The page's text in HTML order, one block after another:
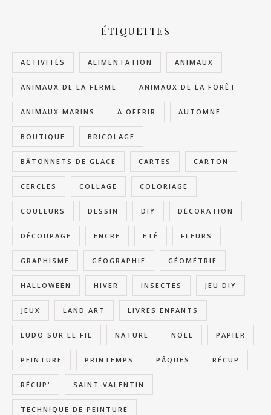
ÉTIQUETTES
ACTIVITÉS ALIMENTATION ANIMAUX
ANIMAUX DE LA FERME ANIMAUX DE LA FORÊT
ANIMAUX MARINS A OFFRIR AUTOMNE
BOUTIQUE BRICOLAGE
BÂTONNETS DE GLACE CARTES CARTON
CERCLES COLLAGE COLORIAGE
COULEURS DESSIN DIY DÉCORATION
DÉCOUPAGE ENCRE ETÉ FLEURS
GRAPHISME GÉOGRAPHIE GÉOMÉTRIE
HALLOWEEN HIVER INSECTES JEU DIY
JEUX LAND ART LIVRES ENFANTS
LUDO SUR LE FIL NATURE NOËL PAPIER
PEINTURE PRINTEMPS PÂQUES RÉCUP
RÉCUP' SAINT-VALENTIN
TECHNIQUE DE PEINTURE